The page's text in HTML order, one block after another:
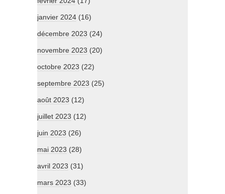
janvier 2024 (16)
décembre 2023 (24)
novembre 2023 (20)
octobre 2023 (22)
septembre 2023 (25)
août 2023 (12)
juillet 2023 (12)
juin 2023 (26)
mai 2023 (28)
avril 2023 (31)
mars 2023 (33)